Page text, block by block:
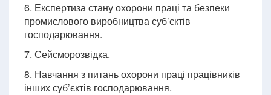
6. Експертиза стану охорони праці та безпеки
промислового виробництва суб’єктів
господарювання.
7. Сейсморозвідка.
8. Навчання з питань охорони праці працівників
інших суб’єктів господарювання.